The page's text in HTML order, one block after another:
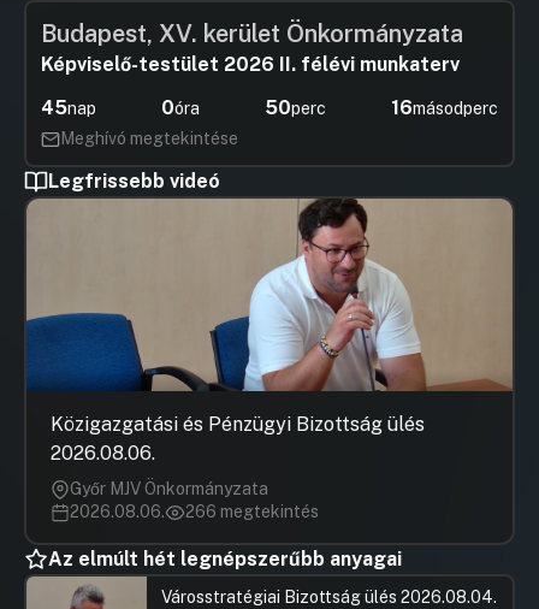
Budapest, XV. kerület Önkormányzata
Képviselő-testület 2026 II. félévi munkaterv
45nap 0óra 50perc 16másodperc
Meghívó megtekintése
Legfrissebb videó
Közigazgatási és Pénzügyi Bizottság ülés
2026.08.06.
Győr MJV Önkormányzata
2026.08.06.
266 megtekintés
Az elmúlt hét legnépszerűbb anyagai
Városstratégiai Bizottság ülés 2026.08.04.